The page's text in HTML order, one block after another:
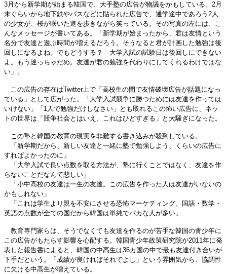
3月から新学期が始まる韓国で、大手塾の広告が物議をかもしている。2月
末ぐらいから地下鉄やバスなどに貼られた広告で、通学途中であろう2人
の少女が、桜が咲いた道を歩きながら笑っている。その写真の左には、こ
んなメッセージが書いてある。「新学期が始まったから、君は友情という
名分で友達と遊ぶ時間が増えるだろう。そうなると君が計画した勉強は後
回しになるよね。でもどうする？ 大学入試の試験日は後回しにできない
よ。もう迷っちゃだめ。友達が君の勉強を代わりにしてくれるわけではな
い」。
この広告の存在はTwitter上で「高校生の間で友情破壊広告が話題になっ
ている」として広がった。「大学入試競争に勝つためには友達を作っては
いけない」「1人で勉強だけしなさい」とも取れるこの怖い広告に、ネッ
トの世界は「競争社会とはいえ、これはひどすぎる」と大騒ぎになった。
この塾と韓国の教育の現実を非難する書き込みが殺到している。
「新学期だから、新しい友達と一緒に塾で勉強しよう、くらいの広告に
すればよかったのに」
「大学入試で良い点数を取る方法が、塾に行くことではなく、友達を作
らないことだなんて悲しい」
「小中高校の友達は一生の友達。この広告を作った人は友達がいないの
かもしれない」
「これは学生より親を不安にさせる恐怖マーケティング。国語・数学・
英語の点数が全ての国だから韓国は単純でバカな人が多い」
教育専門家らは、そうでなくても友達を作るのが苦手な韓国の青少年に
この広告がもたらす影響を心配する。韓国青少年政策研究院が2011年に発
表した報告書によると、韓国の中高生は36カ国の中で最も友達付き合いが
下手だという。「成績が良ければそれでよし」という雰囲気から、協調性
に欠ける中高生が増えている。